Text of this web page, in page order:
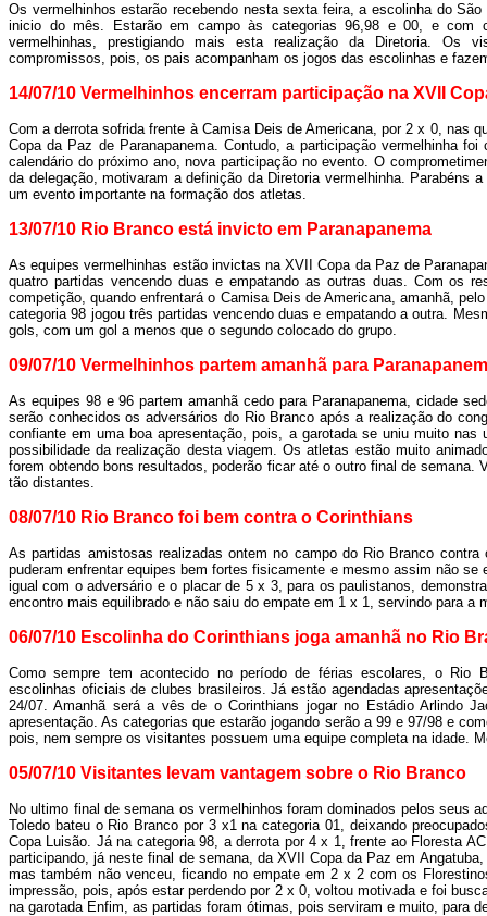
Os vermelhinhos estarão recebendo nesta sexta feira, a escolinha do
inicio do mês. Estarão em campo às categorias 96,98 e 00, e com
vermelhinhas, prestigiando mais esta realização da Diretoria. Os
compromissos, pois, os pais acompanham os jogos das escolinhas e
14/07/10 Vermelhinhos encerram participação na XVII
Com a derrota sofrida frente à Camisa Deis de Americana, por 2 x 0, nas
Copa da Paz de Paranapanema. Contudo, a participação vermelhinha
calendário do próximo ano, nova participação no evento. O
da delegação, motivaram a definição da Diretoria vermelhinha. Parabéns
um evento importante na formação dos atletas.
13/07/10 Rio Branco está invicto em Paranapanema
As equipes vermelhinhas estão invictas na XVII Copa da Paz de
quatro partidas vencendo duas e empatando as outras duas. Com os
competição, quando enfrentará o Camisa Deis de Americana, amanhã,
categoria 98 jogou três partidas vencendo duas e empatando a outra.
gols, com um gol a menos que o segundo colocado do grupo.
09/07/10 Vermelhinhos partem amanhã para
As equipes 98 e 96 partem amanhã cedo para Paranapanema, cidade
serão conhecidos os adversários do Rio Branco após a realização do
confiante em uma boa apresentação, pois, a garotada se uniu muito
possibilidade da realização desta viagem. Os atletas estão muito
forem obtendo bons resultados, poderão ficar até o outro final de semana.
tão distantes.
08/07/10 Rio Branco foi bem contra o Corinthians
As partidas amistosas realizadas ontem no campo do Rio Branco
puderam enfrentar equipes bem fortes fisicamente e mesmo assim não
igual com o adversário e o placar de 5 x 3, para os paulistanos,
encontro mais equilibrado e não saiu do empate em 1 x 1, servindo para a
06/07/10 Escolinha do Corinthians joga amanhã no Rio
Como sempre tem acontecido no período de férias escolares, o Rio
escolinhas oficiais de clubes brasileiros. Já estão agendadas
24/07. Amanhã será a vês de o Corinthians jogar no Estádio Arlindo
apresentação. As categorias que estarão jogando serão a 99 e 97/98 e
pois, nem sempre os visitantes possuem uma equipe completa na idade.
05/07/10 Visitantes levam vantagem sobre o Rio Branco
No ultimo final de semana os vermelhinhos foram dominados pelos seus
Toledo bateu o Rio Branco por 3 x1 na categoria 01, deixando
Copa Luisão. Já na categoria 98, a derrota por 4 x 1, frente ao Floresta
participando, já neste final de semana, da XVII Copa da Paz em
mas também não venceu, ficando no empate em 2 x 2 com os
impressão, pois, após estar perdendo por 2 x 0, voltou motivada e foi
na garotada Enfim, as partidas foram ótimas, pois serviram e muito, para